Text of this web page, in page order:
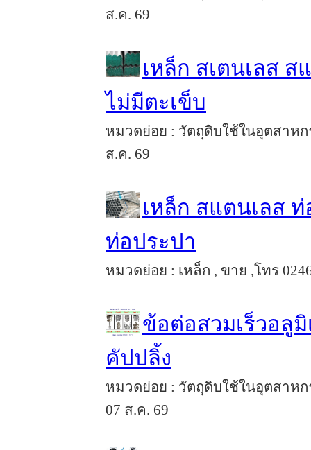
ส.ค. 69
เหล็ก สเตนเลส
ไม่มีตะเข็บ
หมวดย่อย : วัตถุดิบใช้ในอุตสาหก
ส.ค. 69
เหล็ก สแตนเลส
ท่อประปา
หมวดย่อย : เหล็ก , ขาย ,โทร
ข้อต่อสวมเร็วอลู
คัปปลิ้ง
หมวดย่อย : วัตถุดิบใช้ในอุตสาหก
07 ส.ค. 69